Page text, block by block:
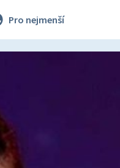
Pro nejmenší